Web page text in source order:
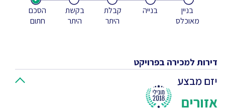
בניין
מאוכלס
בנייה
קבלת
היתר
בקשת
היתר
הסכם
חתום
דירות למכירה בפרויקט
יזם מבצע
אזורים